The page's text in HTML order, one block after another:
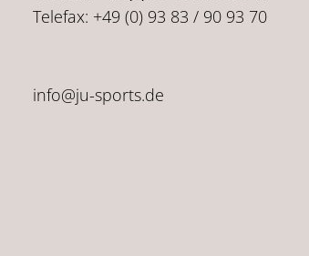
Telefax: +49 (0) 93 83 / 90 93 70
info@ju-sports.de